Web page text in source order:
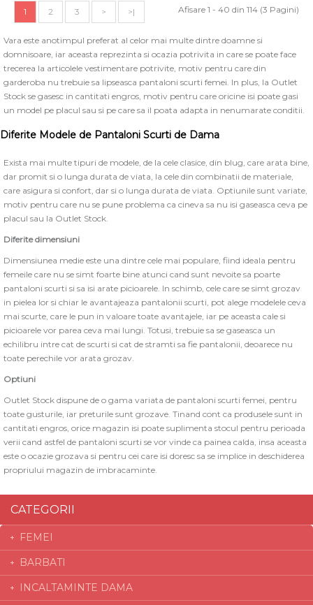
1 2 3 > >| Afisare 1 - 40 din 114 (3 Pagini)
Vara este anotimpul preferat al celor mai multe dintre doamne si
domnisoare, iar aceasta reprezinta si ocazia potrivita in care se poate face
trecerea la articolele vestimentare potrivite, motiv pentru care din
garderoba nu trebuie sa lipseasca pantaloni scurti femei. In plus, la Outlet
Stock se gasesc in cantitati engros, motiv pentru care oricine isi poate gasi
un model pe placul sau si pe care sa il poata adapta in nenumarate conditii.
Diferite Modele de Pantaloni Scurti de Dama
Exista mai multe tipuri de modele, de la cele clasice, din blug, care arata bine,
dar promit si o lunga durata de viata, la cele din combinatii de materiale,
care asigura si confort, dar si o lunga durata de viata. Optiunile sunt variate,
motiv pentru care nu se pune problema ca cineva sa nu isi gaseasca ceva pe
placul sau la Outlet Stock.
Diferite dimensiuni
Dimensiunea medie este una dintre cele mai populare, fiind ideala pentru
femeile care nu se simt foarte bine atunci cand sunt nevoite sa poarte
pantaloni scurti si sa isi arate picioarele. In schimb, cele care se simt grozav
in pielea lor si chiar le avantajeaza pantalonii scurti, pot alege modelele ceva
mai scurte, care le pun in valoare toate avantajele, iar pe aceasta cale si
picioarele vor parea ceva mai lungi. Totusi, trebuie sa se gaseasca un
echilibru intre cat de scurti si cat de stramti sa fie pantalonii, deoarece nu
toate perechile vor arata grozav.
Optiuni
Outlet Stock dispune de o gama variata de pantaloni scurti femei, pentru
toate gusturile, iar preturile sunt grozave. Tinand cont ca produsele sunt in
cantitati engros, orice magazin isi poate suplimenta stocul pentru perioada
verii cand astfel de pantaloni scurti se vor vinde ca painea calda, insa aceasta
este o ocazie grozava si pentru cei care isi doresc sa se implice in deschiderea
propriului magazin de imbracaminte.
CATEGORII
FEMEI
BARBATI
INCALTAMINTE DAMA